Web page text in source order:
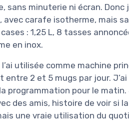
sans minuterie ni écran.
avec carafe isotherme, mais
: 1,25 L, 8 tasses
en inox.
utilisée comme machine
entre 2 et 5 mugs par jour.
programmation pour le
des amis, histoire de voir si
une vraie utilisation du